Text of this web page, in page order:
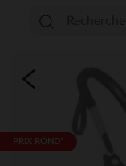
PRIX ROND*